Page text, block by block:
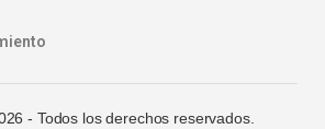
- Todos los derechos reservados.